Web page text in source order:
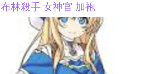
林殺手 女神官 加袍